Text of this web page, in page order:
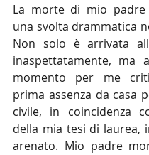
La morte di mio padre
una svolta drammatica
Non solo è arrivata
inaspettatamente, ma
momento per me
prima assenza da casa
civile, in coincidenza
della mia tesi di laurea,
arenato. Mio padre